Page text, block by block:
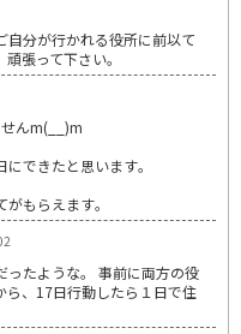
自分が行かれる役所に前以て
張って下さい。
んm(__)m
にできたと思います｡
がもらえます｡
ったような。 事前に両方の役
ら、17日行動したら１日で住